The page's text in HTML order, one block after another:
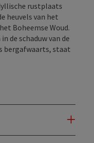
rustplaats
heuvels van het
Boheemse Woud.
de schaduw van de
bergafwaarts, staat